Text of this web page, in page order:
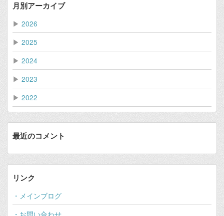
月別アーカイブ
▶ 2026
▶ 2025
▶ 2024
▶ 2023
▶ 2022
最近のコメント
リンク
・メインブログ
・お問い合わせ